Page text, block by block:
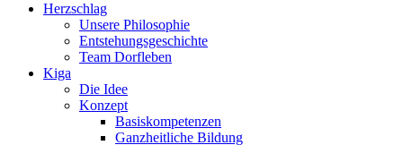
Herzschlag
Unsere Philosophie
Entstehungsgeschichte
Team Dorfleben
Kiga
Die Idee
Konzept
Basiskompetenzen
Ganzheitliche Bildung